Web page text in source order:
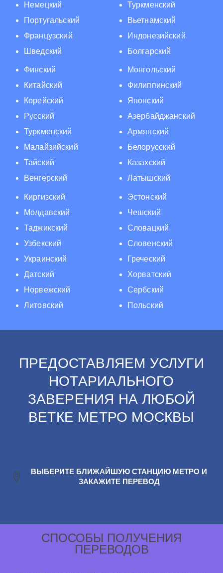
Немецкий
Португальский
Французский
Шведский
Туркменский
Вьетнамский
Индонезийский
Болгарский
Финский
Китайский
Корейский
Русский
Туркменский
Малайзийский
Тайский
Венгерский
Монгольский
Филиппинский
Японский
Азербайджанский
Армянский
Белорусский
Казахский
Латышский
Киргизский
Молдавский
Таджикский
Узбекский
Украинский
Датский
Норвежский
Литовский
Эстонский
Чешский
Словацкий
Словенский
Греческий
Хорватский
Сербский
Польский
ПРЕДОСТАВЛЯЕМ УСЛУГИ
НОТАРИАЛЬНОГО
ЗАВЕРЕНИЯ НА ЛЮБОЙ
ВЕТКЕ МЕТРО МОСКВЫ
ВЫБЕРИТЕ БЛИЖАЙШУЮ СТАНЦИЮ МЕТРО И
ЗАКАЖИТЕ ПЕРЕВОД
СПОСОБЫ ПОЛУЧЕНИЯ
ПЕРЕВОДОВ